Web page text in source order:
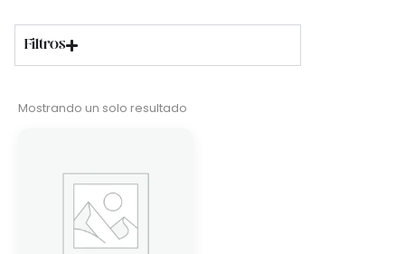
Filtros
Mostrando un solo resultado